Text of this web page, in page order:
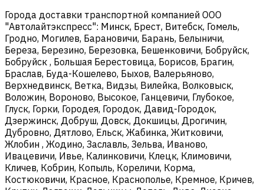
Города доставки транспортной компанией ООО
"Автолайтэкспресс": Минск, Брест, Витебск, Гомель,
Гродно, Могилев, Барановичи, Барань, Белыничи,
Береза, Березино, Березовка, Бешенковичи, Бобруйск,
Бобруйск , Большая Берестовица, Борисов, Брагин,
Браслав, Буда-Кошелево, Быхов, Валерьяново,
Верхнедвинск, Ветка, Видзы, Вилейка, Волковыск,
Воложин, Вороново, Высокое, Ганцевичи, Глубокое,
Глуск, Горки, Городея, Городок, Давид-Городок,
Дзержинск, Добруш, Довск, Докшицы, Дрогичин,
Дубровно, Дятлово, Ельск, Жабинка, Житковичи,
Жлобин , Жодино, Заславль, Зельва, Иваново,
Ивацевичи, Ивье, Калинковичи, Клецк, Климовичи,
Кличев, Кобрин, Копыль, Кореличи, Корма,
Костюковичи, Красное, Краснополье, Кремное, Кричев,